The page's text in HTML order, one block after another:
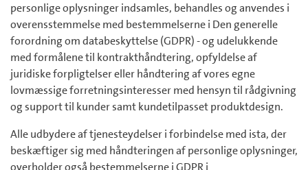
personlige oplysninger indsamles, behandles og anvendes i
overensstemmelse med bestemmelserne i Den generelle
forordning om databeskyttelse (GDPR) - og udelukkende
med formålene til kontrakthåndtering, opfyldelse af
juridiske forpligtelser eller håndtering af vores egne
lovmæssige forretningsinteresser med hensyn til rådgivning
og support til kunder samt kundetilpasset produktdesign.
Alle udbydere af tjenesteydelser i forbindelse med ista, der
beskæftiger sig med håndteringen af personlige oplysninger,
overholder også bestemmelserne i GDPR i